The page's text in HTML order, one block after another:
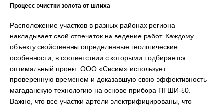
Процесс очистки золота от шлиха
Расположение участков в разных районах региона
накладывает свой отпечаток на ведение работ. Каждому
объекту свойственны определенные геологические
особенности, в соответствии с которыми подбирается
оптимальный проект. ООО «Сисим» использует
проверенную временем и доказавшую свою эффективность
магаданскую технологию на основе прибора ПГШИ-50.
Важно, что все участки артели электрифицированы, что